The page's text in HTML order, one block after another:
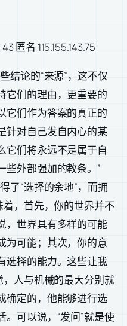
匿名 115.155.143.75
结论的“来源”，这不仅
它们的理由，更重要的
它们作为答案的真正的
针对自己发自内心的某
它们将永远不是属于自
些外部强加的教条。”
了“选择的余地”，而拥
着，首先，你的世界并不
，世界具有多样的可能
为可能；其次，你的意
选择的能力。这些让我
，人与机械的最大分别就
确定的，他能够进行选
。可以说，“发问”就是使